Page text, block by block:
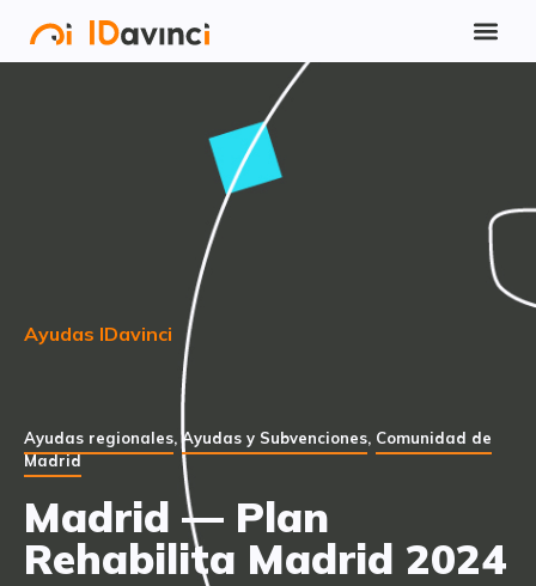
Ayudas IDavinci
Ayudas regionales,Ayudas y Subvenciones, Comunidad de
Madrid
Madrid — Plan
Rehabilita Madrid 2024